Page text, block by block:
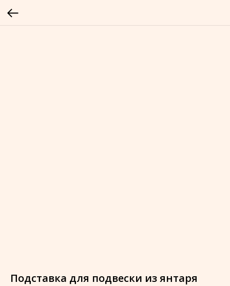
Подставка для подвески из янтаря